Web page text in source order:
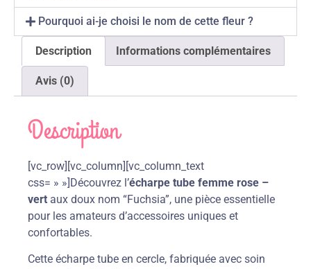
Pourquoi ai-je choisi le nom de cette fleur ?
Description Informations complémentaires
Avis (0)
Description
[vc_row][vc_column][vc_column_text
css= » »]Découvrez l’écharpe tube femme rose –
vert aux doux nom “Fuchsia”, une pièce essentielle
pour les amateurs d’accessoires uniques et
confortables.
Cette écharpe tube en cercle, fabriquée avec soin